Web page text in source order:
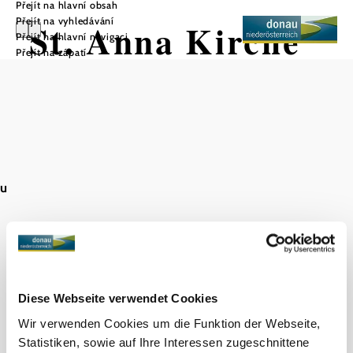
Diese Webseite verwendet Cookies
Wir verwenden Cookies um die Funktion der Webseite,
Statistiken, sowie auf Ihre Interessen zugeschnittene
Přejít na hlavní obsah
Přejít na vyhledávání
Přejít na hlavní navigaci
Přejít na zápatí
St. Anna Kirche
Výlety, hotely, trasy a další
hledání
null